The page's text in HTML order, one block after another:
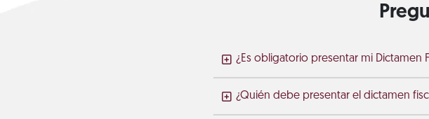
¿Es obligatorio presentar mi Dictamen
¿Quién debe presentar el dictamen